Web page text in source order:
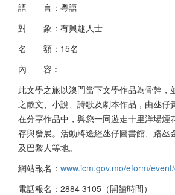
語 言：粵語
對 象：有興趣人士
名 額：15名
內 容︰
此文學之旅以澳門當下文學作品為骨幹，
之散文、小說、詩歌及劇本作品，由氹仔
在分享作品中，與您一同遊走十里洋場煙
存與發展。活動將途經氹仔圖書館、路氹
及巴黎人等地。
網站報名： www.icm.gov.mo/eform/
電話報名：2884 3105（開館時間）